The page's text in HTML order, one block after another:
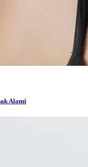
Alami